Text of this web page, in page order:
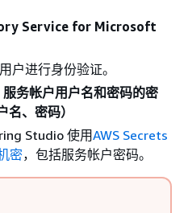
Service for Microsoft
户进行身份验证。
务帐户用户名和密码的密
、密码）
Studio 使用AWS Secrets
密，包括服务帐户密码。